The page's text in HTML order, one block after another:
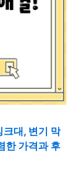
대, 변기 막
한 가격과 후